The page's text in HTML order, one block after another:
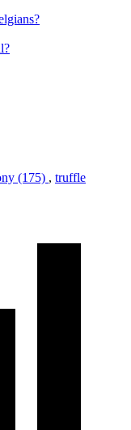
(175) , truffle